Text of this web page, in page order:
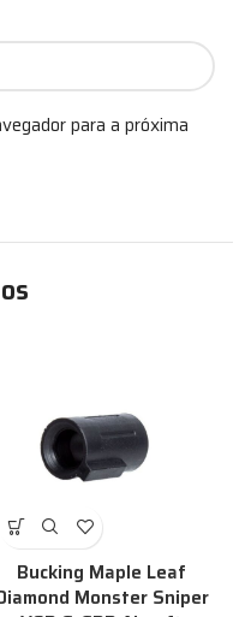
para a próxima
Bucking Maple Leaf
Monster Sniper